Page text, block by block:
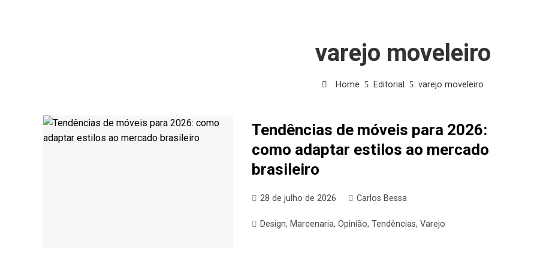
varejo moveleiro
Home Editorial varejo moveleiro
Tendências de móveis para 2026:
como adaptar estilos ao mercado
brasileiro
28 de julho de 2026 Carlos Bessa
Design, Marcenaria,Opinião,Tendências,Varejo